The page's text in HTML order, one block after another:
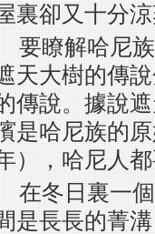
裏卻又十分
要瞭解哈尼
天大樹的傳
傳說。據說
是哈尼族的
），哈尼人
在冬日裏一
是長長的菁